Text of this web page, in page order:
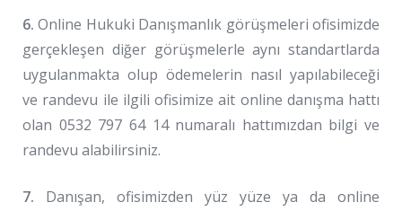
6. Online Hukuki Danışmanlık görüşmeleri ofisimizde
gerçekleşen diğer görüşmelerle aynı standartlarda
uygulanmakta olup ödemelerin nasıl yapılabileceği
ve randevu ile ilgili ofisimize ait online danışma hattı
olan 0532 797 64 14 numaralı hattımızdan bilgi ve
randevu alabilirsiniz.
7. Danışan, ofisimizden yüz yüze ya da online